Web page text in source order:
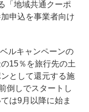
「地域共通クーポ
申込を事業者向け
ルキャンペーンの
15％を旅行先の土
として還元する施
倒しでスタートし
は9月以降に始ま